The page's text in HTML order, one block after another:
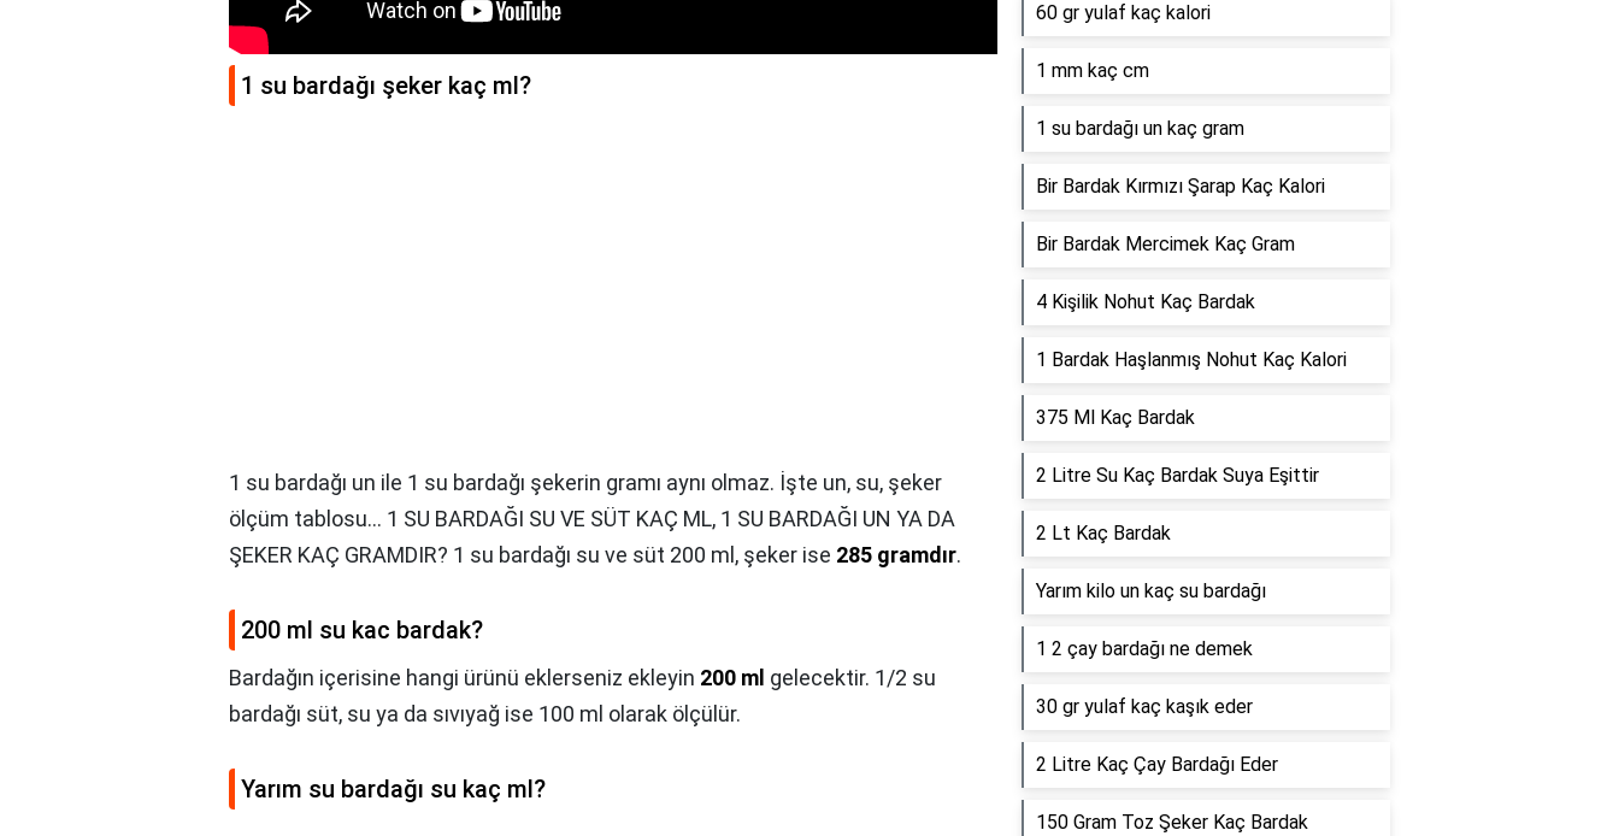
1 su bardağı şeker kaç ml?
1 su bardağı un ile 1 su bardağı şekerin gramı aynı olmaz. İşte un, su, şeker
ölçüm tablosu… 1 SU BARDAĞI SU VE SÜT KAÇ ML, 1 SU BARDAĞI UN YA DA
ŞEKER KAÇ GRAMDIR? 1 su bardağı su ve süt 200 ml, şeker ise 285 gramdır.
200 ml su kac bardak?
Bardağın içerisine hangi ürünü eklerseniz ekleyin 200 ml gelecektir. 1/2 su
bardağı süt, su ya da sıvıyağ ise 100 ml olarak ölçülür.
Yarım su bardağı su kaç ml?
60 gr yulaf kaç kalori
1 mm kaç cm
1 su bardağı un kaç gram
Bir Bardak Kırmızı Şarap Kaç Kalori
Bir Bardak Mercimek Kaç Gram
4 Kişilik Nohut Kaç Bardak
1 Bardak Haşlanmış Nohut Kaç Kalori
375 Ml Kaç Bardak
2 Litre Su Kaç Bardak Suya Eşittir
2 Lt Kaç Bardak
Yarım kilo un kaç su bardağı
1 2 çay bardağı ne demek
30 gr yulaf kaç kaşık eder
2 Litre Kaç Çay Bardağı Eder
150 Gram Toz Şeker Kaç Bardak